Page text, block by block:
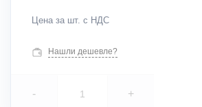
Цена за шт. с НДС
Нашли дешевле?
- +